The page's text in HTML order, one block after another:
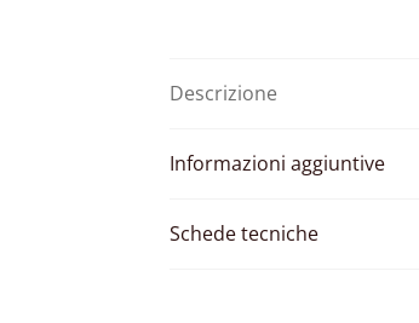
Descrizione
Informazioni aggiuntive
Schede tecniche